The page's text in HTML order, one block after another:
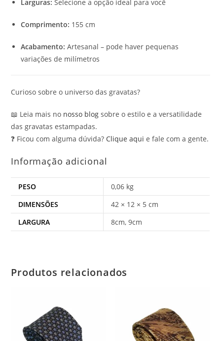
Larguras: Selecione a opção ideal para você
Comprimento: 155 cm
Acabamento: Artesanal – pode haver pequenas
variações de milímetros
Curioso sobre o universo das gravatas?
📖 Leia mais no nosso blog sobre o estilo e a versatilidade
das gravatas estampadas.
❓ Ficou com alguma dúvida? Clique aqui e fale com a gente.
Informação adicional
PESO
0,06 kg
DIMENSÕES
42 × 12 × 5 cm
LARGURA
8cm, 9cm
Produtos relacionados